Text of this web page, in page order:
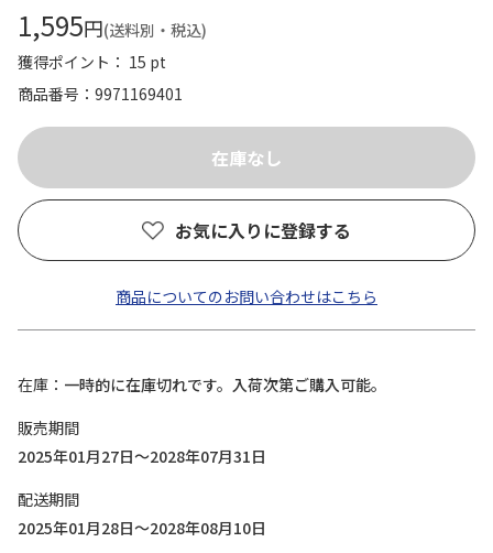
1,595円(送料別・税込)
獲得ポイント： 15 pt
商品番号
9971169401
お気に入りに登録する
商品についてのお問い合わせはこちら
在庫
一時的に在庫切れです。入荷次第ご購入可能。
販売期間
2025年01月27日～2028年07月31日
配送期間
2025年01月28日～2028年08月10日